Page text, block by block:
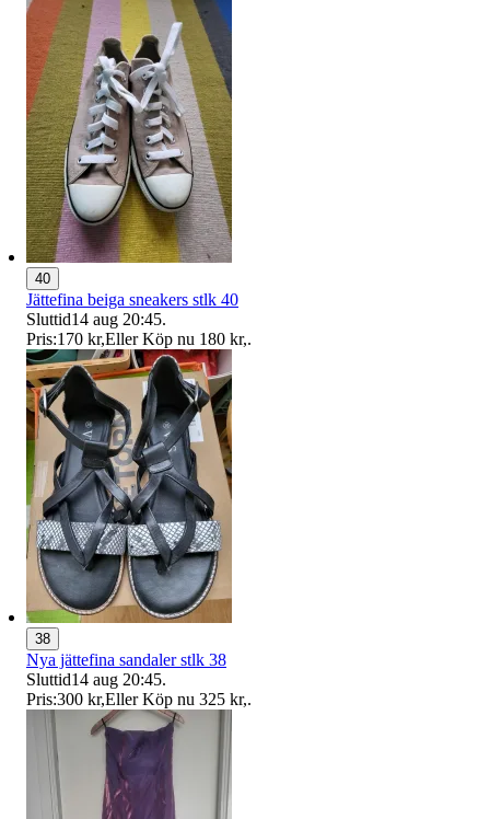
40
Jättefina beiga sneakers stlk 40
Sluttid14 aug 20:45.
Pris:170 kr,Eller Köp nu 180 kr,.
38
Nya jättefina sandaler stlk 38
Sluttid14 aug 20:45.
Pris:300 kr,Eller Köp nu 325 kr,.